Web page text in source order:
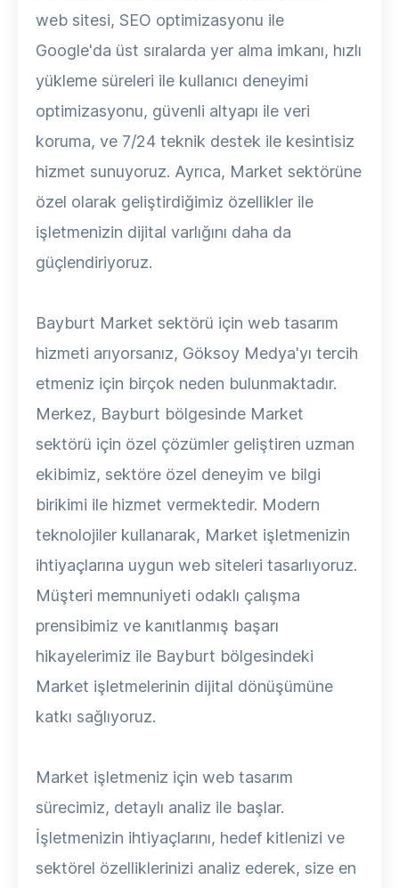
web sitesi, SEO optimizasyonu ile
Google'da üst sıralarda yer alma imkanı, hızlı
yükleme süreleri ile kullanıcı deneyimi
optimizasyonu, güvenli altyapı ile veri
koruma, ve 7/24 teknik destek ile kesintisiz
hizmet sunuyoruz. Ayrıca, Market sektörüne
özel olarak geliştirdiğimiz özellikler ile
işletmenizin dijital varlığını daha da
güçlendiriyoruz.
Bayburt Market sektörü için web tasarım
hizmeti arıyorsanız, Göksoy Medya'yı tercih
etmeniz için birçok neden bulunmaktadır.
Merkez, Bayburt bölgesinde Market
sektörü için özel çözümler geliştiren uzman
ekibimiz, sektöre özel deneyim ve bilgi
birikimi ile hizmet vermektedir. Modern
teknolojiler kullanarak, Market işletmenizin
ihtiyaçlarına uygun web siteleri tasarlıyoruz.
Müşteri memnuniyeti odaklı çalışma
prensibimiz ve kanıtlanmış başarı
hikayelerimiz ile Bayburt bölgesindeki
Market işletmelerinin dijital dönüşümüne
katkı sağlıyoruz.
Market işletmeniz için web tasarım
sürecimiz, detaylı analiz ile başlar.
İşletmenizin ihtiyaçlarını, hedef kitlenizi ve
sektörel özelliklerinizi analiz ederek, size en